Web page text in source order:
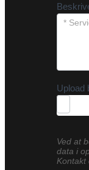
Upload
Ved at
data i
Kontakt